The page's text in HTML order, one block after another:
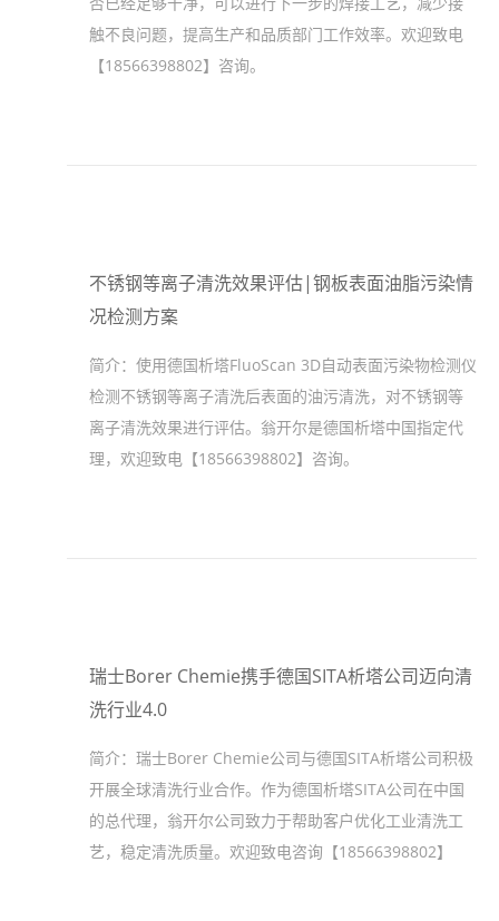
触不良问题，提高生产和品质部门工作效率。欢迎致电
【18566398802】咨询。
不锈钢等离子清洗效果评估|钢板表面油脂污染情
况检测方案
简介： 使用德国析塔FluoScan 3D自动表面污染物检测仪
检测不锈钢等离子清洗后表面的油污清洗，对不锈钢等
离子清洗效果进行评估。翁开尔是德国析塔中国指定代
理，欢迎致电【18566398802】咨询。
瑞士Borer Chemie携手德国SITA析塔公司迈向清
洗行业4.0
简介： 瑞士Borer Chemie公司与德国SITA析塔公司积极
开展全球清洗行业合作。作为德国析塔SITA公司在中国
的总代理，翁开尔公司致力于帮助客户优化工业清洗工
艺，稳定清洗质量。欢迎致电咨询【18566398802】